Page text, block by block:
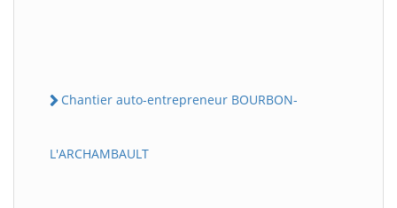
Chantier auto-entrepreneur BOURBON-
L'ARCHAMBAULT